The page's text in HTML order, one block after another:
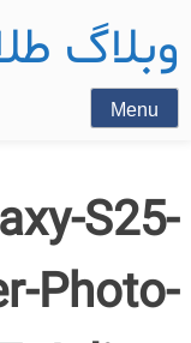
وبلاگ
Menu
S25-
Photo-